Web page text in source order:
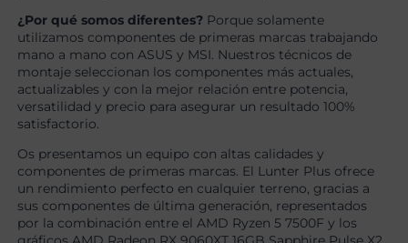
¿Por qué somos diferentes? Porque solamente
utilizamos componentes de primeras marcas trabajando
mano a mano con ASUS y MSI. Nuestros técnicos de
montaje seleccionan los componentes más actuales,
actualizables y con la mejor relación entre potencia,
versatilidad y precio para asegurar un resultado 100%
satisfactorio.
Os presentamos un equipo con altas calidades y
componentes de primeras marcas. El Lunter Plus ofrece
un rendimiento perfecto en cualquier terreno, gracias a
sus componentes de última generación, representados
por la combinación entre el AMD Ryzen 5 7500F y los